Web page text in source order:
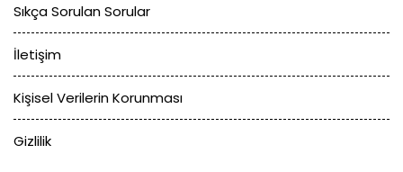
Sıkça Sorulan Sorular
İletişim
Kişisel Verilerin Korunması
Gizlilik